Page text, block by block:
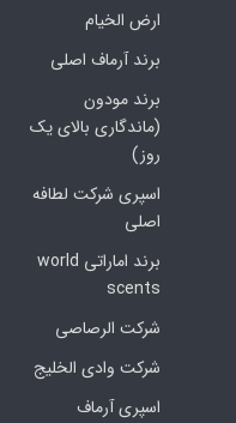
ارض الخیام
برند آرماف اصلی
برند مودون
(ماندگاری بالای یک
روز)
اسپری شرکت لطافه
اصلی
برند اماراتی world
scents
شرکت الرصاصی
شرکت وادی الخلیج
اسپری آرماف